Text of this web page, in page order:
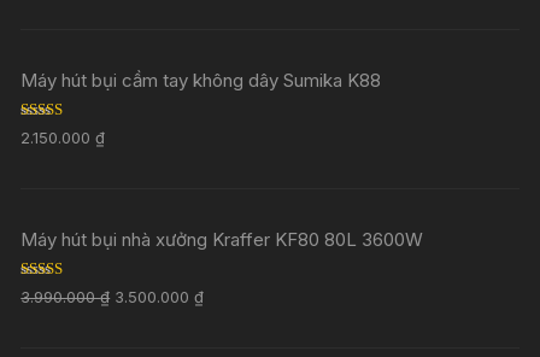
Máy hút bụi cầm tay không dây Sumika K88
Rated5.00
out of 5
2.150.000₫
Máy hút bụi nhà xưởng Kraffer KF80 80L 3600W
Rated 5.00
out of 5
3.990.000₫ 3.500.000₫